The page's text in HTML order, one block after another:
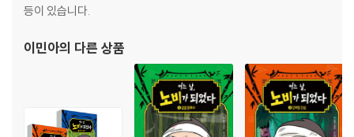
등이 있습니다.
이민아의 다른 상품